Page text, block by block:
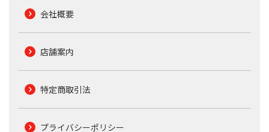
会社概要
店舗案内
特定商取引法
プライバシーポリシー